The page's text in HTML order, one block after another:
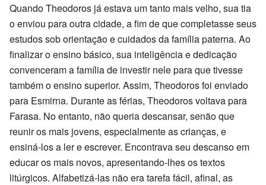
Quando Theodoros já estava um tanto mais velho, sua tia
o enviou para outra cidade, a fim de que completasse seus
estudos sob orientação e cuidados da família paterna. Ao
finalizar o ensino básico, sua inteligência e dedicação
convenceram a família de investir nele para que tivesse
também o ensino superior. Assim, Theodoros foi enviado
para Esmirna. Durante as férias, Theodoros voltava para
Farasa. No entanto, não queria descansar, senão que
reunir os mais jovens, especialmente as crianças, e
ensiná-los a ler e escrever. Encontrava seu descanso em
educar os mais novos, apresentando-lhes os textos
litúrgicos. Alfabetizá-las não era tarefa fácil, afinal, as